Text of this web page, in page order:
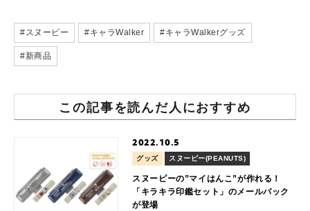
#スヌーピー #キャラWalker #キャラWalkerグッズ
#新商品
この記事を読んだ人におすすめ
2022.10.5
グッズ スヌーピー(PEANUTS)
スヌーピーの”マイはんこ”が作れる！
「キラキラ印鑑セット」のメールパック
が登場